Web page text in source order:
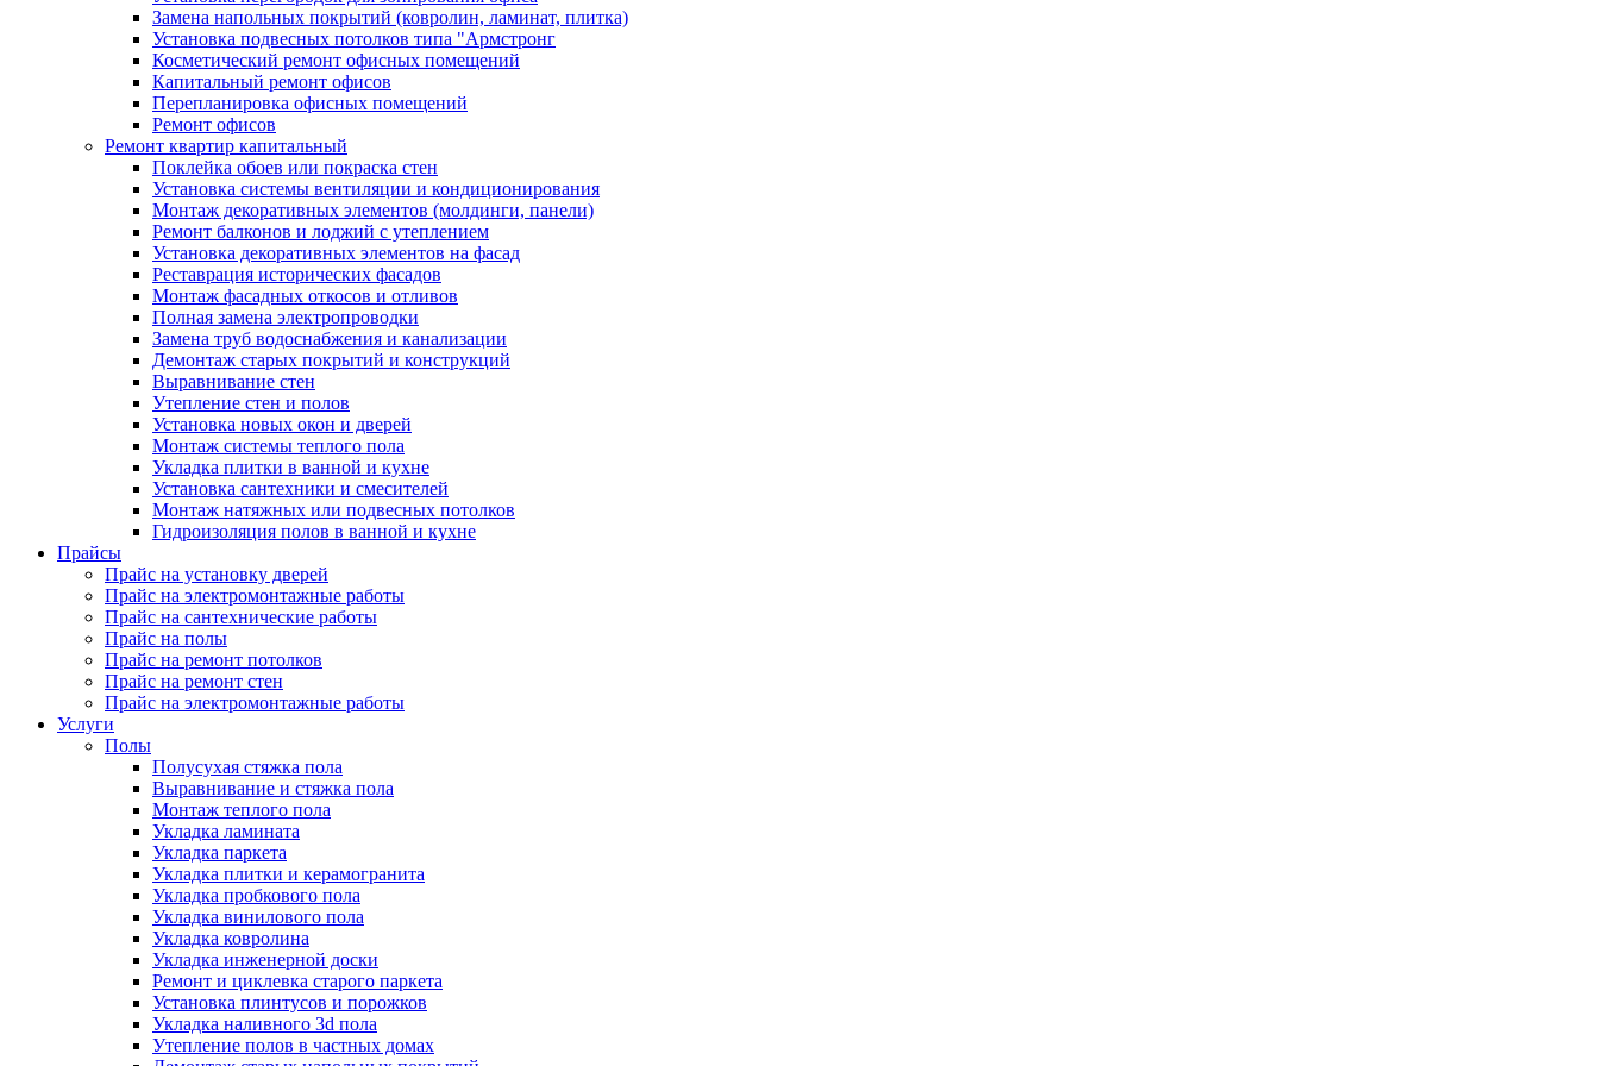
Замена напольных покрытий (ковролин, ламинат, плитка)
Установка подвесных потолков типа "Армстронг
Косметический ремонт офисных помещений
Капитальный ремонт офисов
Перепланировка офисных помещений
Ремонт офисов
Ремонт квартир капитальный
Поклейка обоев или покраска стен
Установка системы вентиляции и кондиционирования
Монтаж декоративных элементов (молдинги, панели)
Ремонт балконов и лоджий с утеплением
Установка декоративных элементов на фасад
Реставрация исторических фасадов
Монтаж фасадных откосов и отливов
Полная замена электропроводки
Замена труб водоснабжения и канализации
Демонтаж старых покрытий и конструкций
Выравнивание стен
Утепление стен и полов
Установка новых окон и дверей
Монтаж системы теплого пола
Укладка плитки в ванной и кухне
Установка сантехники и смесителей
Монтаж натяжных или подвесных потолков
Гидроизоляция полов в ванной и кухне
Прайсы
Прайс на установку дверей
Прайс на электромонтажные работы
Прайс на сантехнические работы
Прайс на полы
Прайс на ремонт потолков
Прайс на ремонт стен
Прайс на электромонтажные работы
Услуги
Полы
Полусухая стяжка пола
Выравнивание и стяжка пола
Монтаж теплого пола
Укладка ламината
Укладка паркета
Укладка плитки и керамогранита
Укладка пробкового пола
Укладка винилового пола
Укладка ковролина
Укладка инженерной доски
Ремонт и циклевка старого паркета
Установка плинтусов и порожков
Укладка наливного 3d пола
Утепление полов в частных домах